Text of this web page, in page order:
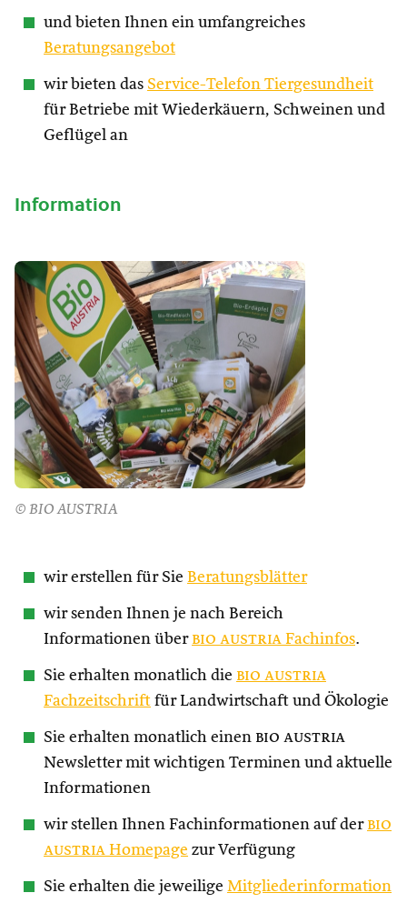
und bieten Ihnen ein umfangreiches
Beratungsangebot
wir bieten das Service-Telefon Tiergesundheit
für Betriebe mit Wiederkäuern, Schweinen und
Geflügel an
Information
© BIO AUSTRIA
wir erstellen für Sie Beratungsblätter
wir senden Ihnen je nach Bereich
Informationen über bio austria Fachinfos.
Sie erhalten monatlich die bio austria
Fachzeitschrift für Landwirtschaft und Ökologie
Sie erhalten monatlich einen bio austria
Newsletter mit wichtigen Terminen und aktuelle
Informationen
wir stellen Ihnen Fachinformationen auf der bio
austria Homepage zur Verfügung
Sie erhalten die jeweilige Mitgliederinformation